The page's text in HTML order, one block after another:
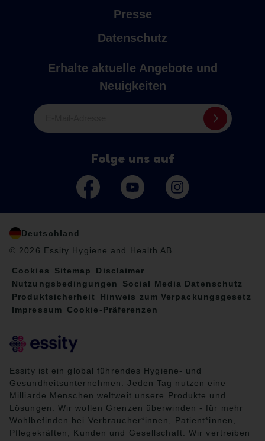
Presse
Datenschutz
Erhalte aktuelle Angebote und
Neuigkeiten
Folge uns auf
Deutschland
© 2026 Essity Hygiene and Health AB
Cookies Sitemap
Disclaimer
Nutzungsbedingungen
Social Media Datenschutz
Produktsicherheit
Hinweis zum Verpackungsgesetz
Impressum
Cookie-Präferenzen
Essity ist ein global führendes Hygiene- und
Gesundheitsunternehmen. Jeden Tag nutzen eine
Milliarde Menschen weltweit unsere Produkte und
Lösungen. Wir wollen Grenzen überwinden - für mehr
Wohlbefinden bei Verbraucher*innen, Patient*innen,
Pflegekräften, Kunden und Gesellschaft. Wir vertreiben